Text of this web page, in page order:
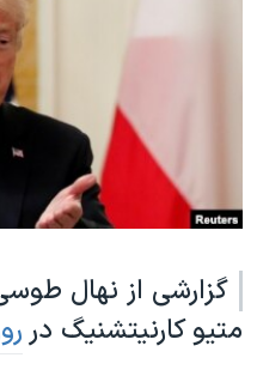
علم و فناوری
اسرائیل در جنگ
آرشیو پخش زنده
انتخابات ریاست جمهوری آمریکا
حمله جمهوری اسلامی به
رمز مهسا
ورزش زنان در ایران
مجموعه مستندهای دادخواهی
تریبونال مردمی آبان ۹۸
زبانهای مختلف
گزارشی از نهال
متیو کارنیتشنیگ در